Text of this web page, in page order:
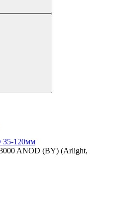
120мм
ANOD (BY) (Arlight,